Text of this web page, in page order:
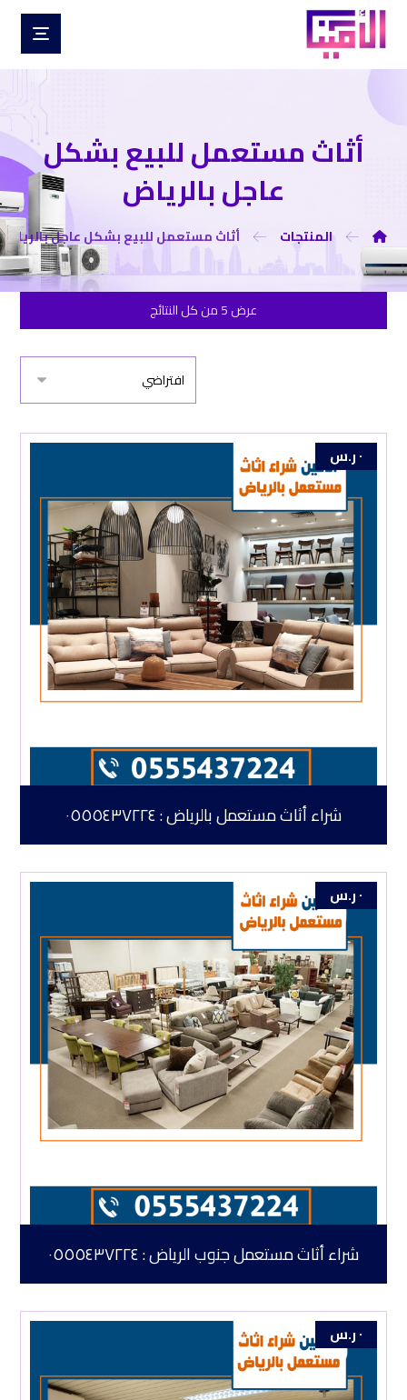
أثاث مستعمل للبيع بشكل
عاجل بالرياض
المنتجات أثاث مستعمل للبيع بشكل عاجل بالرياض
عرض ⁦5⁩ من كل النتائج
شراء أثاث مستعمل بالرياض : ٠٥٥٥٤٣٧٢٢٤
٠ر.س
شراء أثاث مستعمل جنوب الرياض : ٠٥٥٥٤٣٧٢٢٤
٠ر.س
٠ر.س